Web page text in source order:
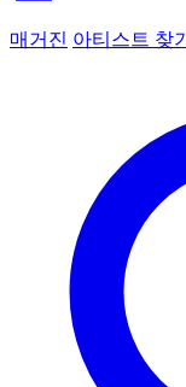
매거진 아티스트 찾기